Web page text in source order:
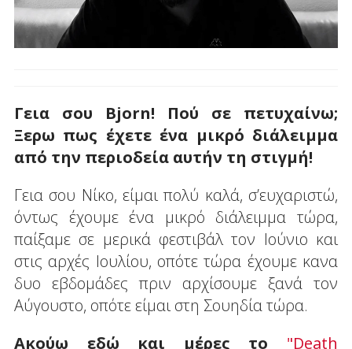
Γεια σου Bjorn! Πού σε πετυχαίνω;
Ξερω πως έχετε ένα μικρό διάλειμμα
από την περιοδεία αυτήν τη στιγμή!
Γεια σου Νίκο, είμαι πολύ καλά, σ’ευχαριστώ,
όντως έχουμε ένα μικρό διάλειμμα τώρα,
παίξαμε σε μερικά φεστιβάλ τον Ιούνιο και
στις αρχές Ιουλίου, οπότε τώρα έχουμε κανα
δυο εβδομάδες πριν αρχίσουμε ξανά τον
Αύγουστο, οπότε είμαι στη Σουηδία τώρα.
Ακούω εδώ και μέρες το "Death